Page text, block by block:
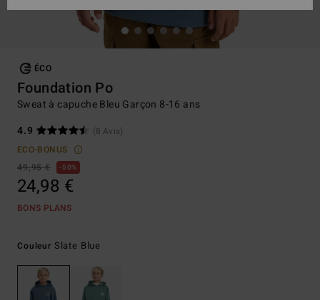
ÉCO
Foundation Po
Sweat à capuche Bleu Garçon 8-16 ans
4.9
(8 Avis)
ECO-BONUS
49,95 €
50%
24,98 €
BONS PLANS
Couleur Slate Blue